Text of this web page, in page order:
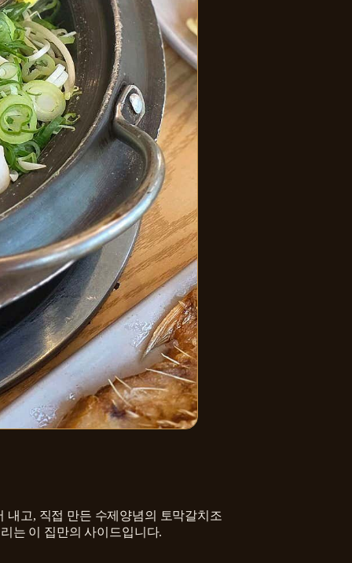
내고, 직접 만든 수제양념의 토막갈치조
는 이 집만의 사이드입니다.